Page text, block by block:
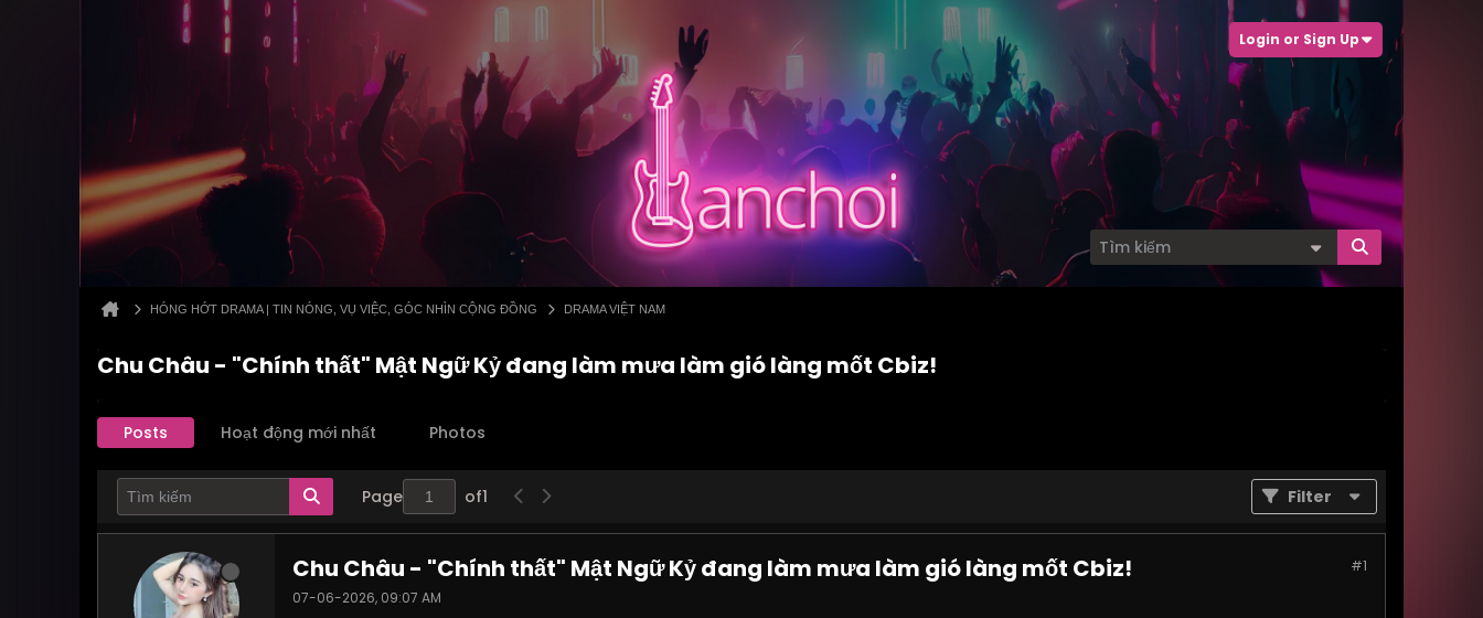
Login or Sign Up
HÓNG HỚT DRAMA | TIN NÓNG, VỤ VIỆC, GÓC NHÌN CỘNG ĐỒNG DRAMA VIỆT NAM
Chu Châu - "Chính thất" Mật Ngữ Kỷ đang làm mưa làm gió làng mốt Cbiz!
Posts Hoạt động mới nhất Photos
Page of1 Filter
#1
Chu Châu - "Chính thất" Mật Ngữ Kỷ đang làm mưa làm gió làng mốt Cbiz!
07-06-2026, 09:07 AM